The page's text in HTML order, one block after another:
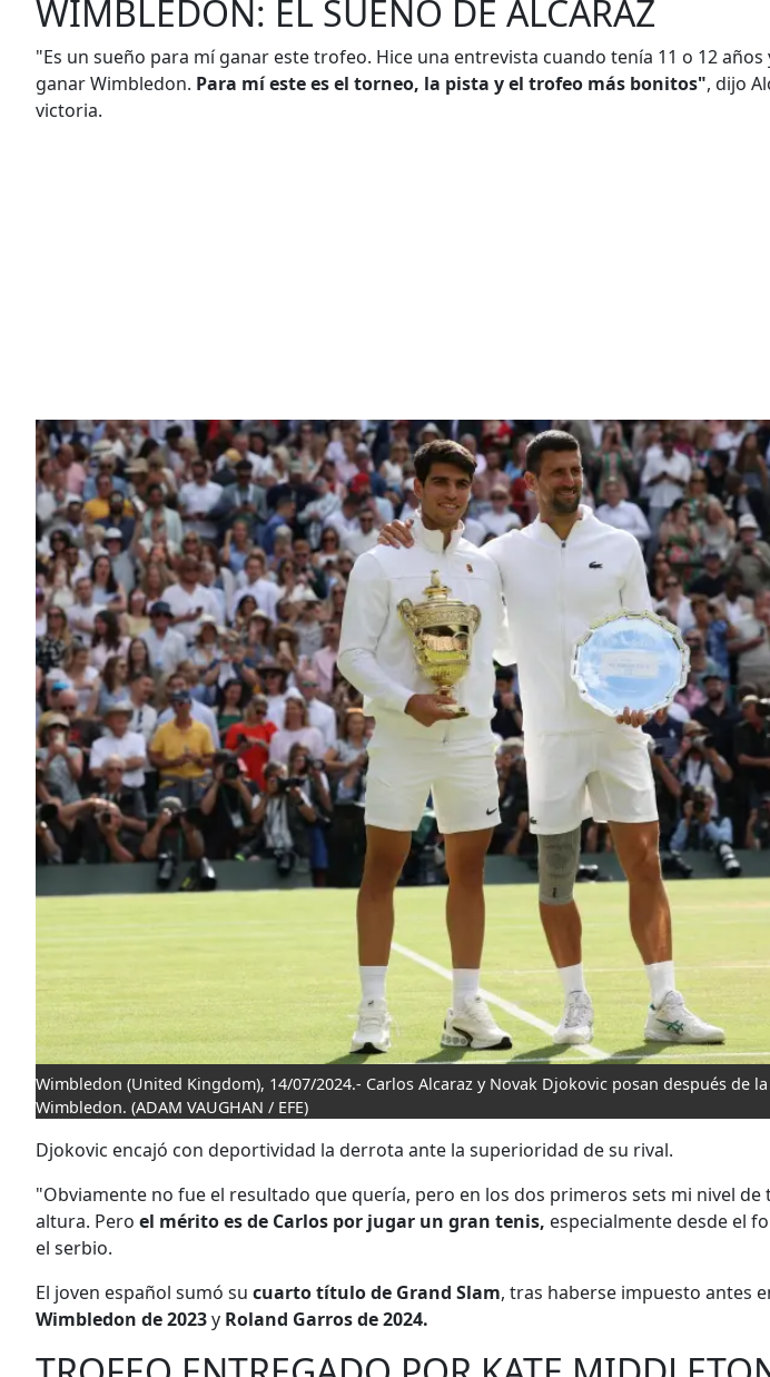
WIMBLEDON: EL SUEÑO DE ALCARAZ
"Es un sueño para mí ganar este trofeo. Hice una entrevista cuando tenía 11 o 12 años
ganar Wimbledon. Para mí este es el torneo, la pista y el trofeo más bonitos", dijo
victoria.
Wimbledon (United Kingdom), 14/07/2024.- Carlos Alcaraz y Novak Djokovic posan después de
Wimbledon. (ADAM VAUGHAN / EFE)
Djokovic encajó con deportividad la derrota ante la superioridad de su rival.
"Obviamente no fue el resultado que quería, pero en los dos primeros sets mi nivel de
altura. Pero el mérito es de Carlos por jugar un gran tenis, especialmente desde el
el serbio.
El joven español sumó su cuarto título de Grand Slam, tras haberse impuesto antes
Wimbledon de 2023y Roland Garros de 2024.